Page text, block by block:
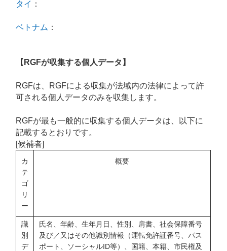
タイ ：
ベトナム ：
【RGFが収集する個人データ】
RGFは、RGFによる収集が法域内の法律によって許
可される個人データのみを収集します。
RGFが最も一般的に収集する個人データは、以下に
記載するとおりです。
[候補者]
カ
テ
ゴ
リ
ー
概要
識
別
デ
氏名、年齢、生年月日、性別、肩書、社会保障番号
及び／又はその他識別情報（運転免許証番号、パス
ポート、ソーシャルID等）、国籍、本籍、市民権及